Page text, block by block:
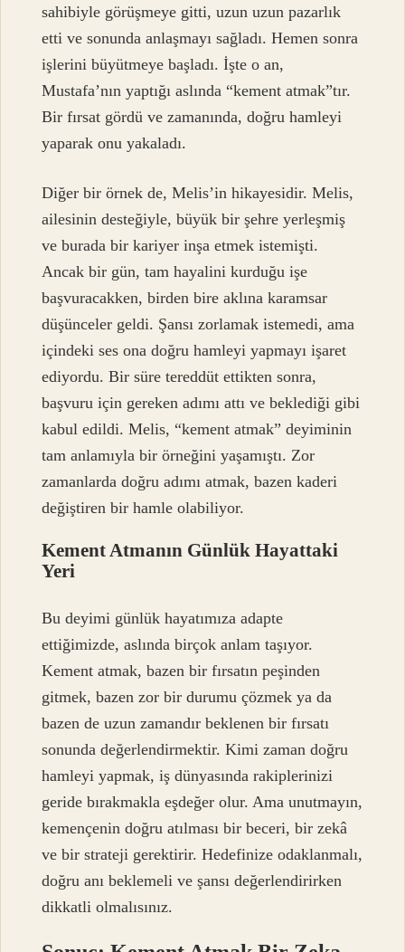
sahibiyle görüşmeye gitti, uzun uzun pazarlık
etti ve sonunda anlaşmayı sağladı. Hemen sonra
işlerini büyütmeye başladı. İşte o an,
Mustafa’nın yaptığı aslında “kement atmak”tır.
Bir fırsat gördü ve zamanında, doğru hamleyi
yaparak onu yakaladı.
Diğer bir örnek de, Melis’in hikayesidir. Melis,
ailesinin desteğiyle, büyük bir şehre yerleşmiş
ve burada bir kariyer inşa etmek istemişti.
Ancak bir gün, tam hayalini kurduğu işe
başvuracakken, birden bire aklına karamsar
düşünceler geldi. Şansı zorlamak istemedi, ama
içindeki ses ona doğru hamleyi yapmayı işaret
ediyordu. Bir süre tereddüt ettikten sonra,
başvuru için gereken adımı attı ve beklediği gibi
kabul edildi. Melis, “kement atmak” deyiminin
tam anlamıyla bir örneğini yaşamıştı. Zor
zamanlarda doğru adımı atmak, bazen kaderi
değiştiren bir hamle olabiliyor.
Kement Atmanın Günlük Hayattaki
Yeri
Bu deyimi günlük hayatımıza adapte
ettiğimizde, aslında birçok anlam taşıyor.
Kement atmak, bazen bir fırsatın peşinden
gitmek, bazen zor bir durumu çözmek ya da
bazen de uzun zamandır beklenen bir fırsatı
sonunda değerlendirmektir. Kimi zaman doğru
hamleyi yapmak, iş dünyasında rakiplerinizi
geride bırakmakla eşdeğer olur. Ama unutmayın,
kemençenin doğru atılması bir beceri, bir zekâ
ve bir strateji gerektirir. Hedefinize odaklanmalı,
doğru anı beklemeli ve şansı değerlendirirken
dikkatli olmalısınız.